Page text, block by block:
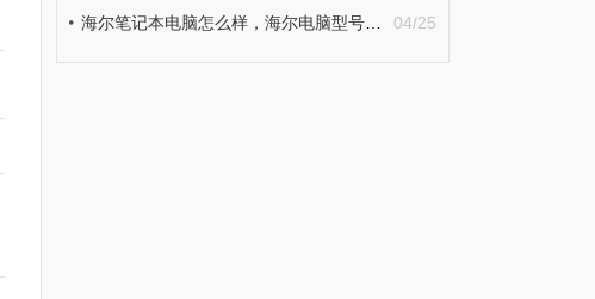
04/25
海尔笔记本电脑怎么样，海尔电脑型号大全